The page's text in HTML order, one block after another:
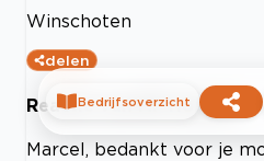
Winschoten
delen
Reactie van MF Horeca
Marcel, bedankt voor je
Bedrijfsoverzicht